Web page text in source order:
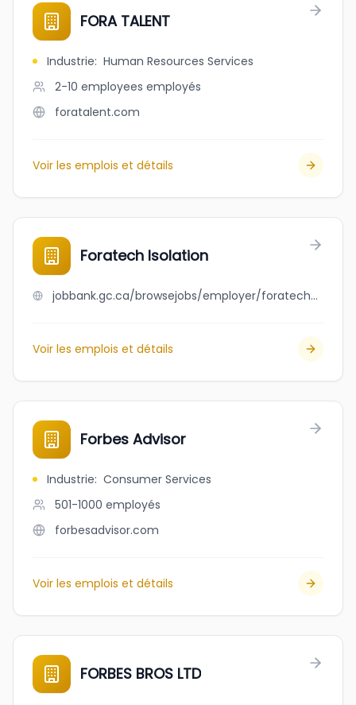
FORA TALENT
Industrie: Human Resources Services
2-10 employees employés
foratalent.com
Voir les emplois et détails
Foratech Isolation
jobbank.gc.ca/browsejobs/employer/foratech+isolation/ca
Voir les emplois et détails
Forbes Advisor
Industrie: Consumer Services
501-1000 employés
forbesadvisor.com
Voir les emplois et détails
FORBES BROS LTD